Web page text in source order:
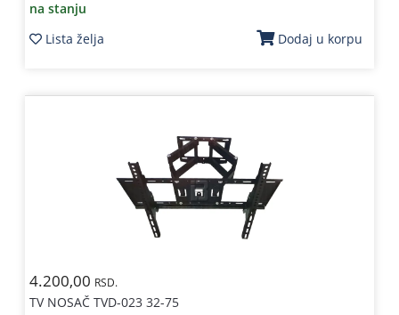
na stanju
Lista želja
Dodaj u korpu
4.200,00 RSD.
TV NOSAČ TVD-023 32-75